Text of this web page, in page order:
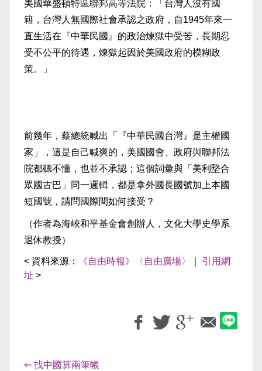
美國華盛頓特區聯邦高等法院：「台灣人沒有國
籍，台灣人無國際社會承認之政府，自1945年來一
直生活在『中華民國』的政治煉獄中受苦，長期忍
受不公平的待遇，煉獄起因於美國政府的模糊政
策。」
前幾年，蔡總統喊出「『中華民國台灣』是主權國
家」，這是自己喊爽的，美國國會、政府與聯邦法
院都聽不懂，也並不承認；這個詞彙與「美利堅合
眾國古巴」同一邏輯，都是拿外國長國號加上本國
短國號，請問國際間如何接受？
（作者為海峽和平基金會創辦人，文化大學史學系
退休教授）
< 資料來源： 《自由時報》〈自由廣場〉
引用網
址 >
⇐ 找中國算兩筆帳